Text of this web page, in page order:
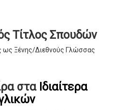
Τίτλος Σπουδών
ως Ξένης/Διεθνούς Γλώσσας
στα Ιδιαίτερα